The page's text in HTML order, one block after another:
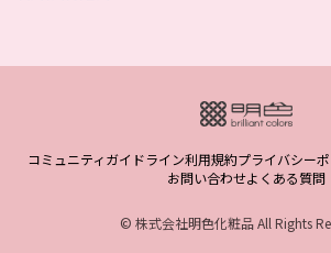
コミュニティガイドライン利用規約プライバシー
お問い合わせよくある質問
© 株式会社明色化粧品 All Rights